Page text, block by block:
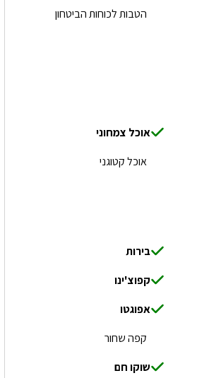
הטבות לכוחות הביטחון
אוכל צמחוני
אוכל קטוגני
בירות
קפוצ'ינו
אפוגטו
קפה שחור
שוקו חם